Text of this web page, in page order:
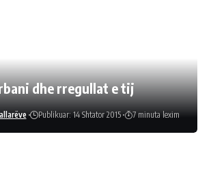
dhe rregullat e tij
Publikuar: 14 Shtator 2015 7 minuta lexim